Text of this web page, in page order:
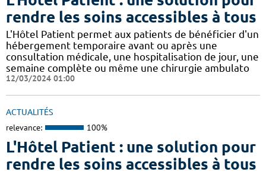
rendre les soins accessibles à tous
L'Hôtel Patient permet aux patients de bénéficier d'un
hébergement temporaire avant ou après une
consultation médicale, une hospitalisation de jour, une
semaine complète ou même une chirurgie ambulato
12/03/2024 01:00
ACTUALITÉS
relevance: 100%
L'Hôtel Patient : une solution pour
rendre les soins accessibles à tous